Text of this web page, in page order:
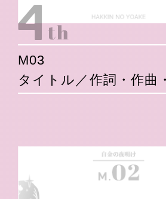
M03
タイトル／作詞・作曲